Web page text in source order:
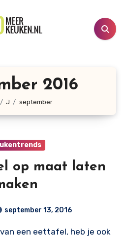
2016
J september
op maat laten
september 13, 2016